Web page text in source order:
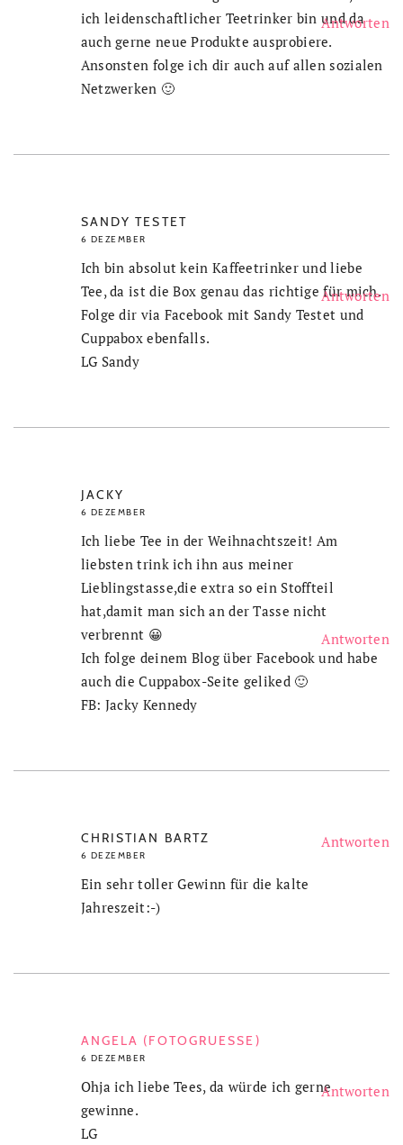
ich leidenschaftlicher Teetrinker bin und da
auch gerne neue Produkte ausprobiere.
Ansonsten folge ich dir auch auf allen sozialen
Netzwerken 🙂
SANDY TESTET
6 DEZEMBER
Antworten
Ich bin absolut kein Kaffeetrinker und liebe
Tee, da ist die Box genau das richtige für mich.
Folge dir via Facebook mit Sandy Testet und
Cuppabox ebenfalls.
LG Sandy
JACKY
6 DEZEMBER
Antworten
Ich liebe Tee in der Weihnachtszeit! Am
liebsten trink ich ihn aus meiner
Lieblingstasse,die extra so ein Stoffteil
hat,damit man sich an der Tasse nicht
verbrennt 😀
Ich folge deinem Blog über Facebook und habe
auch die Cuppabox-Seite geliked 🙂
FB: Jacky Kennedy
CHRISTIAN BARTZ
6 DEZEMBER
Antworten
Ein sehr toller Gewinn für die kalte
Jahreszeit:-)
ANGELA (FOTOGRUESSE)
6 DEZEMBER
Antworten
Ohja ich liebe Tees, da würde ich gerne
gewinne.
LG
Antworten